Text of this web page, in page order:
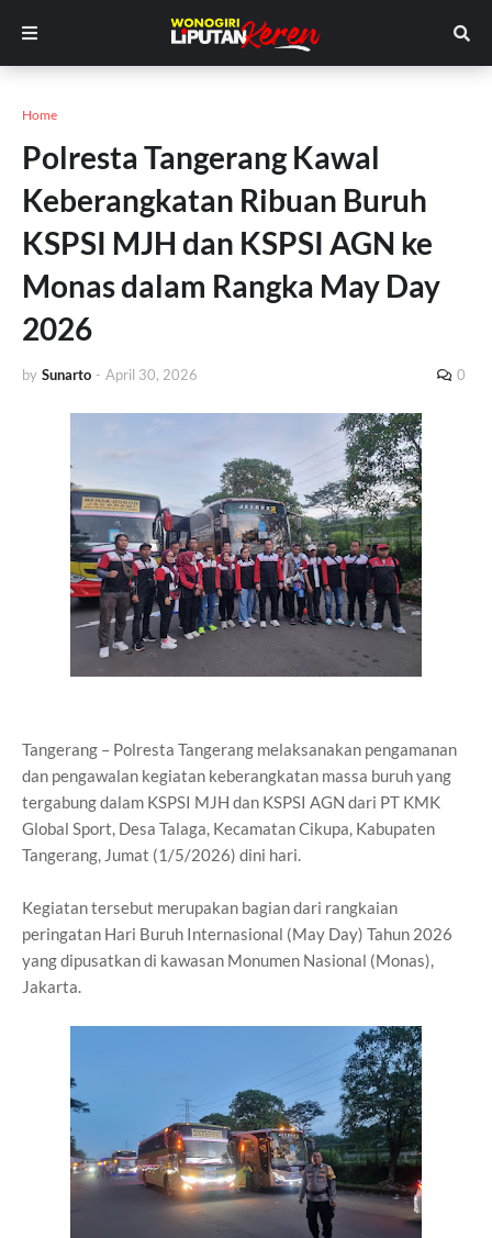
Home
Polresta Tangerang Kawal
Keberangkatan Ribuan Buruh
KSPSI MJH dan KSPSI AGN ke
Monas dalam Rangka May Day
2026
by Sunarto - April 30, 2026 0
Tangerang – Polresta Tangerang melaksanakan pengamanan
dan pengawalan kegiatan keberangkatan massa buruh yang
tergabung dalam KSPSI MJH dan KSPSI AGN dari PT KMK
Global Sport, Desa Talaga, Kecamatan Cikupa, Kabupaten
Tangerang, Jumat (1/5/2026) dini hari.
Kegiatan tersebut merupakan bagian dari rangkaian
peringatan Hari Buruh Internasional (May Day) Tahun 2026
yang dipusatkan di kawasan Monumen Nasional (Monas),
Jakarta.